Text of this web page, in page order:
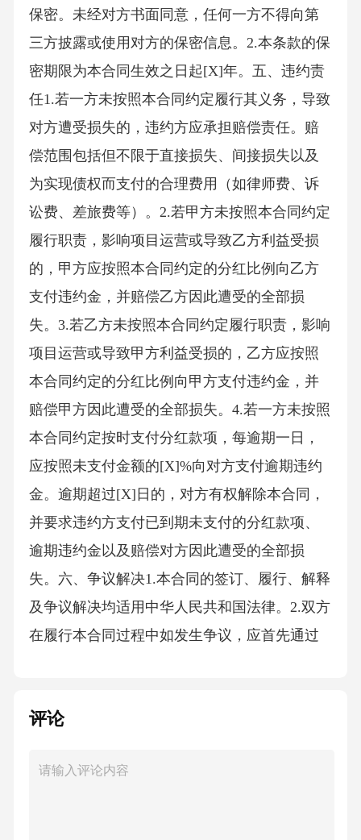
保密。未经对方书面同意，任何一方不得向第
三方披露或使用对方的保密信息。2.本条款的保
密期限为本合同生效之日起[X]年。五、违约责
任1.若一方未按照本合同约定履行其义务，导致
对方遭受损失的，违约方应承担赔偿责任。赔
偿范围包括但不限于直接损失、间接损失以及
为实现债权而支付的合理费用（如律师费、诉
讼费、差旅费等）。2.若甲方未按照本合同约定
履行职责，影响项目运营或导致乙方利益受损
的，甲方应按照本合同约定的分红比例向乙方
支付违约金，并赔偿乙方因此遭受的全部损
失。3.若乙方未按照本合同约定履行职责，影响
项目运营或导致甲方利益受损的，乙方应按照
本合同约定的分红比例向甲方支付违约金，并
赔偿甲方因此遭受的全部损失。4.若一方未按照
本合同约定按时支付分红款项，每逾期一日，
应按照未支付金额的[X]%向对方支付逾期违约
金。逾期超过[X]日的，对方有权解除本合同，
并要求违约方支付已到期未支付的分红款项、
逾期违约金以及赔偿对方因此遭受的全部损
失。六、争议解决1.本合同的签订、履行、解释
及争议解决均适用中华人民共和国法律。2.双方
在履行本合同过程中如发生争议，应首先通过
款1.本合同自双方签字（或盖章）之日起生效，
双方如无异议，则自动延续[延续期限，如X
评论